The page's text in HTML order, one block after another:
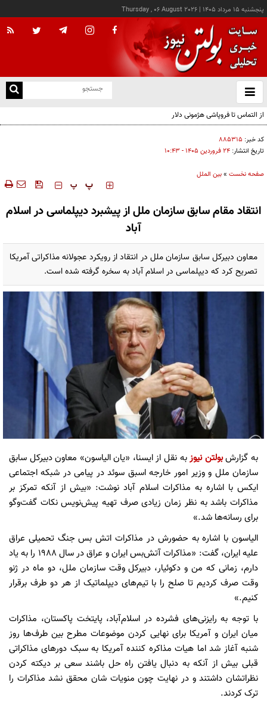
پنجشنبه ۱۵ مرداد ۱۴۰۵ |
Thursday , 06 August 2026
باز
و
از التماس تا فروپاشی هژمونی دلار
کد خبر: ۸۸۵۳۱۵
تاریخ انتشار: ۲۴ فروردين ۱۴۰۵ - ۱۰:۴۳
صفحه نخست »بین الملل
‍‍‍ پ پ
انتقاد مقام سابق سازمان ملل از پیشبرد دیپلماسی در اسلام
آباد
معاون دبیرکل سابق سازمان ملل در انتقاد از رویکرد عجولانه مذاکراتی آمریکا
تصریح کرد که دیپلماسی در اسلام آباد به سخره گرفته شده است.
به گزارشبولتن نیوزبه نقل از ایسنا، «یان الیاسون» معاون دبیرکل سابق
سازمان ملل و وزیر امور خارجه اسبق سوئد در پیامی در شبکه اجتماعی
ایکس با اشاره به مذاکرات اسلام آباد نوشت: «بیش از آنکه تمرکز بر
مذاکرات باشد به نظر زمان زیادی صرف تهیه پیش‌نویس نکات گفت‌وگو
برای رسانه‌ها شد.»
الیاسون با اشاره به حضورش در مذاکرات اتش بس جنگ تحمیلی عراق
علیه ایران، گفت: «مذاکرات آتش‌بس ایران و عراق در سال ۱۹۸۸ را به یاد
دارم، زمانی که من و دکوئیار، دبیرکل وقت سازمان ملل، دو ماه در ژنو
وقت صرف کردیم تا صلح را با تیم‌های دیپلماتیک از هر دو طرف برقرار
کنیم.»
با توجه به رایزنی‌های فشرده در اسلام‌آباد، پایتخت پاکستان، مذاکرات
میان ایران و آمریکا برای نهایی کردن موضوعات مطرح بین طرف‌ها روز
شنبه آغاز شد اما هیات مذاکره کننده آمریکا به سبک دورهای مذاکراتی
قبلی بیش از آنکه به دنبال یافتن راه حل باشند سعی بر دیکته کردن
نظراتشان داشتند و در نهایت چون منویات شان محقق نشد مذاکرات را
ترک کردند.